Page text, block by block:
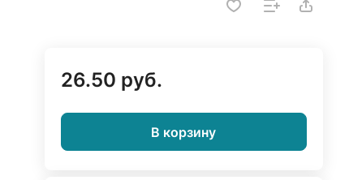
26.50 руб.
В корзину